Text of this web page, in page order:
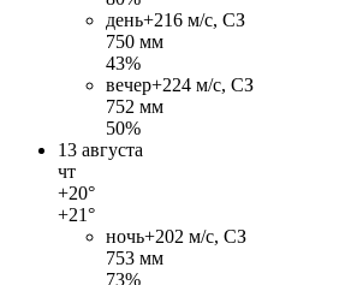
день+216 м/c, СЗ
750 мм
43%
вечер+224 м/c, СЗ
752 мм
50%
13 августа
чт
+20°
+21°
ночь+202 м/c, СЗ
753 мм
73%